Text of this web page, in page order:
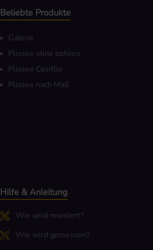
Beliebte Produkte
Galerie
Plissee ohne bohren
Plissee Cosiflor
Plissee nach Maß
Hilfe & Anleitung
Wie wird montiert?
Wie wird gemessen?